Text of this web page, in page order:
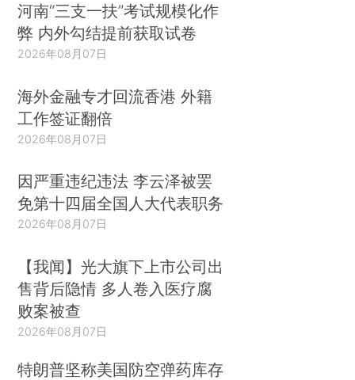
河南“三支一扶”考试规模化作
弊 内外勾结提前获取试卷
2026年08月07日
海外金融专才回流香港 外籍
工作签证翻倍
2026年08月07日
因严重违纪违法 李云泽被罢
免第十四届全国人大代表职务
2026年08月07日
【我闻】光大旗下上市公司出
售背后隐情 多人卷入医疗腐
败案被查
2026年08月07日
特朗普坚称美国防空弹药库存